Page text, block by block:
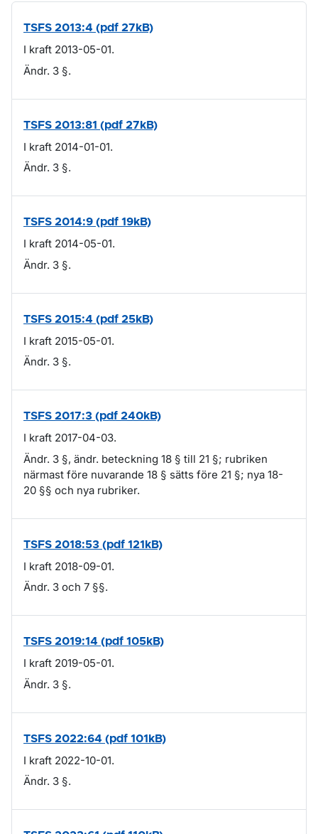
TSFS 2013:4 (pdf 27kB)
I kraft 2013-05-01.
Ändr. 3 §.
TSFS 2013:81 (pdf 27kB)
I kraft 2014-01-01.
Ändr. 3 §.
TSFS 2014:9 (pdf 19kB)
I kraft 2014-05-01.
Ändr. 3 §.
TSFS 2015:4 (pdf 25kB)
I kraft 2015-05-01.
Ändr. 3 §.
TSFS 2017:3 (pdf 240kB)
I kraft 2017-04-03.
Ändr. 3 §, ändr. beteckning 18 § till 21 §; rubriken
närmast före nuvarande 18 § sätts före 21 §; nya 18-
20 §§ och nya rubriker.
TSFS 2018:53 (pdf 121kB)
I kraft 2018-09-01.
Ändr. 3 och 7 §§.
TSFS 2019:14 (pdf 105kB)
I kraft 2019-05-01.
Ändr. 3 §.
TSFS 2022:64 (pdf 101kB)
I kraft 2022-10-01.
Ändr. 3 §.